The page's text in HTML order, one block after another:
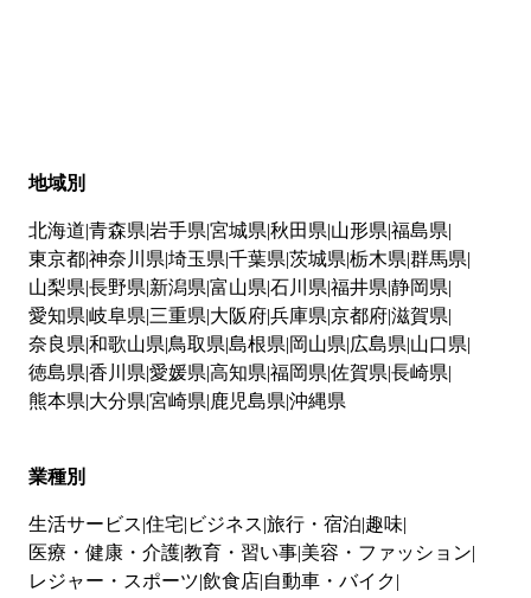
地域別
北海道 青森県 岩手県 宮城県 秋田県 山形県 福島県
東京都神奈川県 埼玉県 千葉県 茨城県 栃木県 群馬県
山梨県 長野県 新潟県 富山県 石川県 福井県 静岡県
愛知県 岐阜県 三重県 大阪府兵庫県 京都府滋賀県
奈良県 和歌山県 鳥取県 島根県 岡山県 広島県 山口県
徳島県 香川県 愛媛県 高知県 福岡県 佐賀県 長崎県
熊本県 大分県 宮崎県 鹿児島県 沖縄県
業種別
生活サービス 住宅 ビジネス 旅行・宿泊 趣味
医療・健康・介護教育・習い事 美容・ファッション
レジャー・スポーツ 飲食店 自動車・バイク